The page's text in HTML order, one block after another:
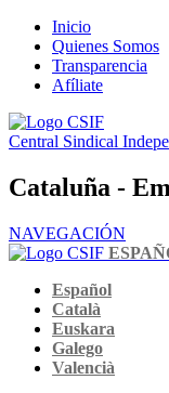
Inicio
Quienes Somos
Transparencia
Afíliate
Central Sindical
Cataluña -
NAVEGACIÓN
Español
Català
Euskara
Galego
Valencià